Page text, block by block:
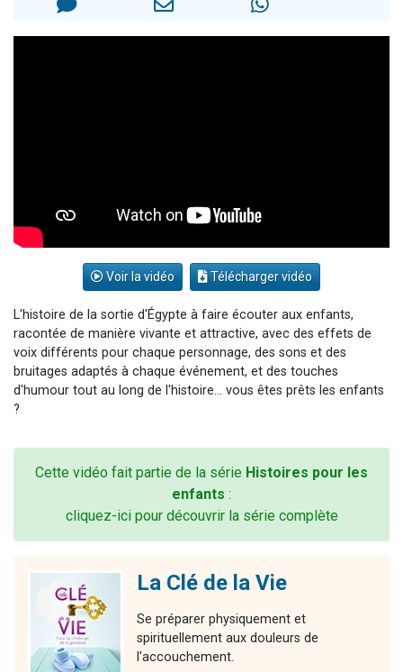
Il reste 49 places pour étudier en groupe sur Zoom
Voir la vidéo Télécharger vidéo
L'histoire de la sortie d'Égypte à faire écouter aux enfants,
racontée de manière vivante et attractive, avec des effets de
voix différents pour chaque personnage, des sons et des
bruitages adaptés à chaque événement, et des touches
d'humour tout au long de l'histoire... vous êtes prêts les enfants
?
Cette vidéo fait partie de la série Histoires pour les
enfants :
cliquez-ici pour découvrir la série complète
La Clé de la Vie
Se préparer physiquement et
spirituellement aux douleurs de
l'accouchement.